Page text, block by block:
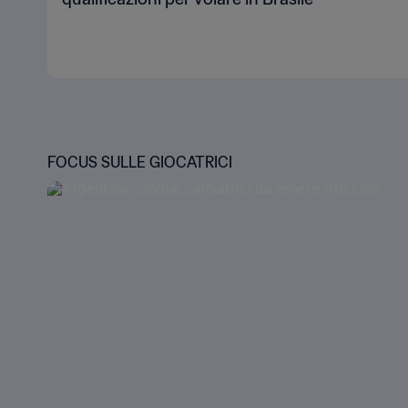
FOCUS SULLE GIOCATRICI